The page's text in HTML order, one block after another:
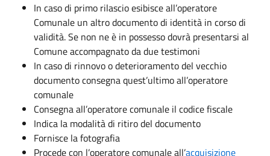
In caso di primo rilascio esibisce all’operatore
Comunale un altro documento di identità in corso di
validità. Se non ne è in possesso dovrà presentarsi al
Comune accompagnato da due testimoni
In caso di rinnovo o deterioramento del vecchio
documento consegna quest’ultimo all’operatore
comunale
Consegna all’operatore comunale il codice fiscale
Indica la modalità di ritiro del documento
Fornisce la fotografia
Procede con l’operatore comunale all’acquisizione